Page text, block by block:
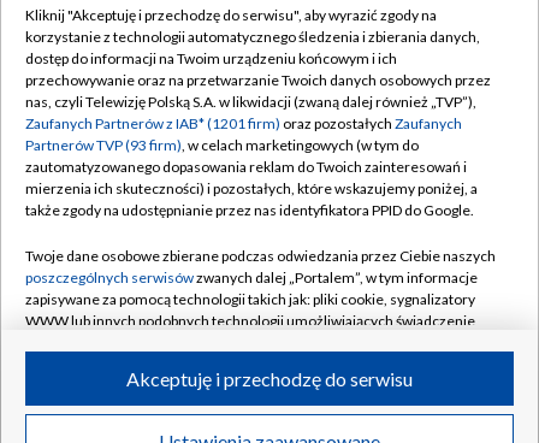
TVP
Abonament TVP
Emisja w TVP
Centrum informacji TVP
Naziemna Telewizja Cyfrowa
Rada Programowa
System NOS
Informacje o nadawcy
Program dla prasy
Regulamin TVP
Polityka prywatności
Moje zgody
Pomoc
Kontakt
Kanały
©2026 Telewizja Polska S.A. w likwidacji
Kliknij "Akceptuję i przechodzę do serwisu", aby wyrazić zgody na
korzystanie z technologii automatycznego śledzenia i zbierania danych,
dostęp do informacji na Twoim urządzeniu końcowym i ich
przechowywanie oraz na przetwarzanie Twoich danych osobowych przez
nas, czyli Telewizję Polską S.A. w likwidacji (zwaną dalej również „TVP”),
Zaufanych Partnerów z IAB* (1201 firm) oraz pozostałych Zaufanych
Partnerów TVP (93 firm), w celach marketingowych (w tym do
zautomatyzowanego dopasowania reklam do Twoich zainteresowań i
mierzenia ich skuteczności) i pozostałych, które wskazujemy poniżej, a
także zgody na udostępnianie przez nas identyfikatora PPID do Google.
Twoje dane osobowe zbierane podczas odwiedzania przez Ciebie naszych
poszczególnych serwisówzwanych dalej „Portalem”, w tym informacje
zapisywane za pomocą technologii takich jak: pliki cookie, sygnalizatory
WWW lub innych podobnych technologii umożliwiających świadczenie
ruchu w Internecie.
Twoje dane osobowe zbierane podczas odwiedzania przez Ciebie
Akceptuję i przechodzę do serwisu